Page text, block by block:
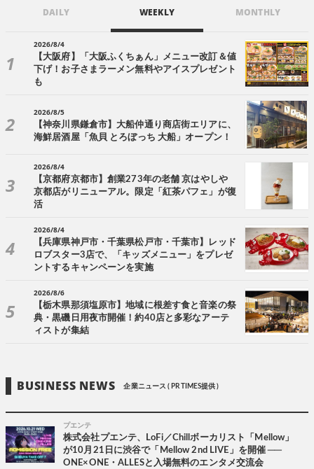
DAILY WEEKLY MONTHLY
2026/8/4
【大阪府】「大阪ふくちぁん」メニュー改訂＆値
下げ！お子さまラーメン無料やアイスプレゼント
も
2026/8/5
【神奈川県鎌倉市】大船仲通り商店街エリアに、
海鮮居酒屋「魚貝 とろぼっち 大船」オープン！
2026/8/4
【京都府京都市】創業273年の老舗 京はやしや
京都店がリニューアル。限定「紅茶パフェ」が復
活
2026/8/4
【兵庫県神戸市・千葉県松戸市・千葉市】レッド
ロブスター3店で、「キッズメニュー」をプレゼ
ントするキャンペーンを実施
2026/8/6
【栃木県那須塩原市】地域に根差す食と音楽の祭
典・黒磯日用夜市開催！約40店と多彩なアーテ
ィストが集結
BUSINESS NEWS 企業ニュース ( PR TIMES提供 )
プエンテ
株式会社プエンテ、LoFi／Chillボーカリスト「Mellow」
が10月21日に渋谷で「Mellow 2nd LIVE」を開催 ──
ONE×ONE・ALLESと入場無料のエンタメ交流会